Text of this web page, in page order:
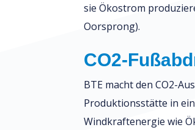
sie Ökostrom
Oorsprong).
CO2-
BTE macht den CO2-
Produktionsstätte in
Windkraftenergie wie